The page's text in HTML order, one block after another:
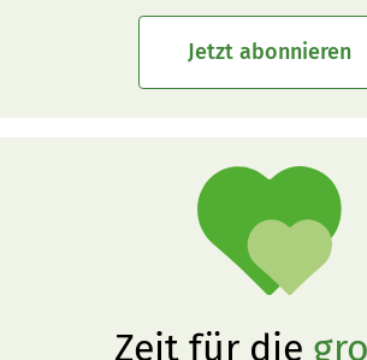
Jetzt abonnieren
Zeit für die